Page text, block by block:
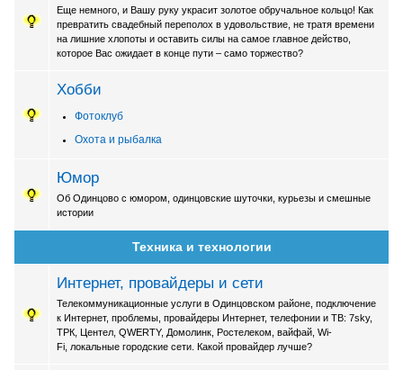
Еще немного, и Вашу руку украсит золотое обручальное кольцо! Как
превратить свадебный переполох в удовольствие, не тратя времени
на лишние хлопоты и оставить силы на самое главное действо,
которое Вас ожидает в конце пути – само торжество?
Хобби
Фотоклуб
Охота и рыбалка
Юмор
Об Одинцово с юмором, одинцовские шуточки, курьезы и смешные
истории
Техника и технологии
Интернет, провайдеры и сети
Телекоммуникационные услуги в Одинцовском районе, подключение
к Интернет, проблемы, провайдеры Интернет, телефонии и ТВ: 7sky,
ТРК, Центел, QWERTY, Домолинк, Ростелеком, вайфай, Wi-
Fi, локальные городские сети. Какой провайдер лучше?